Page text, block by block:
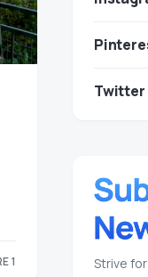
1
Twitter
Strive